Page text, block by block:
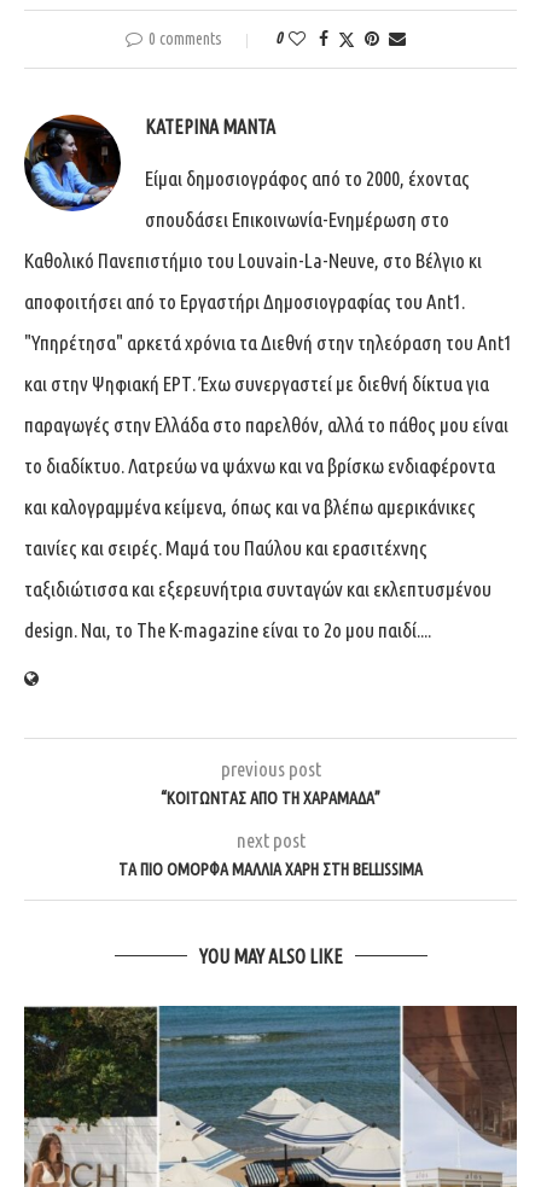
0 comments 0
ΚΑΤΕΡΊΝΑ ΜΑΝΤΆ
Είμαι δημοσιογράφος από το 2000, έχοντας
σπουδάσει Επικοινωνία-Ενημέρωση στο
Καθολικό Πανεπιστήμιο του Louvain-La-Neuve, στο Βέλγιο κι
αποφοιτήσει από το Εργαστήρι Δημοσιογραφίας του Ant1.
"Υπηρέτησα" αρκετά χρόνια τα Διεθνή στην τηλεόραση του Ant1
και στην Ψηφιακή ΕΡΤ. Έχω συνεργαστεί με διεθνή δίκτυα για
παραγωγές στην Ελλάδα στο παρελθόν, αλλά το πάθος μου είναι
το διαδίκτυο. Λατρεύω να ψάχνω και να βρίσκω ενδιαφέροντα
και καλογραμμένα κείμενα, όπως και να βλέπω αμερικάνικες
ταινίες και σειρές. Μαμά του Παύλου και ερασιτέχνης
ταξιδιώτισσα και εξερευνήτρια συνταγών και εκλεπτυσμένου
design. Ναι, το The K-magazine είναι το 2ο μου παιδί....
previous post
“ΚΟΙΤΏΝΤΑΣ ΑΠΌ ΤΗ ΧΑΡΑΜΆΔΑ”
next post
ΤΑ ΠΙΟ ΌΜΟΡΦΑ ΜΑΛΛΙΆ ΧΆΡΗ ΣΤΗ BELLISSIMA
YOU MAY ALSO LIKE